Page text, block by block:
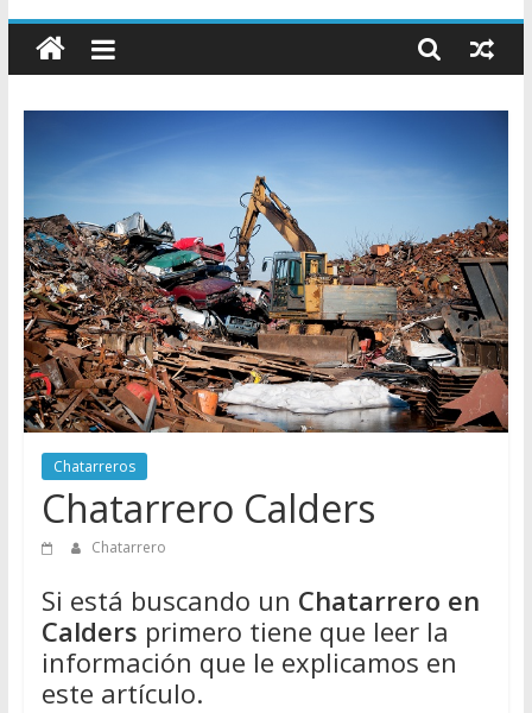
Chatarreros
–
Precio
de
Chatarra
Directorio
de
Chatarreros
para
vender
Chatarra
Chatarreros
Chatarrero Calders
Chatarrero
Si está buscando un Chatarrero en
Calders primero tiene que leer la
información que le explicamos en
este artículo.